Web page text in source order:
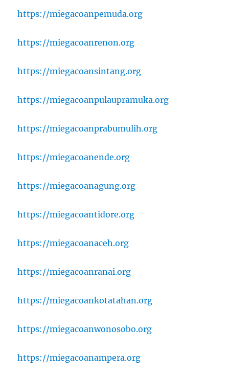
https://miegacoanpemuda.org
https://miegacoanrenon.org
https://miegacoansintang.org
https://miegacoanpulaupramuka.org
https://miegacoanprabumulih.org
https://miegacoanende.org
https://miegacoanagung.org
https://miegacoantidore.org
https://miegacoanaceh.org
https://miegacoanranai.org
https://miegacoankotatahan.org
https://miegacoanwonosobo.org
https://miegacoanampera.org